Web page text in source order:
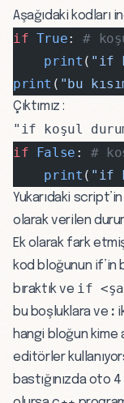
Aşağıdaki kodları
if True: #
    print
( "if
print ( "bu
Çıktımız :
"if koşul
if False : #
    print
( "if
Yukarıdaki
olarak verilen
Ek olarak fark etmiş
kod bloğunun
bıraktık ve if
bu boşluklara ve :
hangi bloğun
editörler
bastığınızda oto